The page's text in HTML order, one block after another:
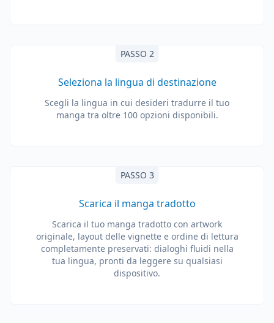
PASSO 2
Seleziona la lingua di destinazione
Scegli la lingua in cui desideri tradurre il tuo
manga tra oltre 100 opzioni disponibili.
PASSO 3
Scarica il manga tradotto
Scarica il tuo manga tradotto con artwork
originale, layout delle vignette e ordine di lettura
completamente preservati: dialoghi fluidi nella
tua lingua, pronti da leggere su qualsiasi
dispositivo.